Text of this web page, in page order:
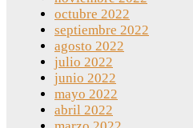
octubre 2022
septiembre 2022
agosto 2022
julio 2022
junio 2022
mayo 2022
abril 2022